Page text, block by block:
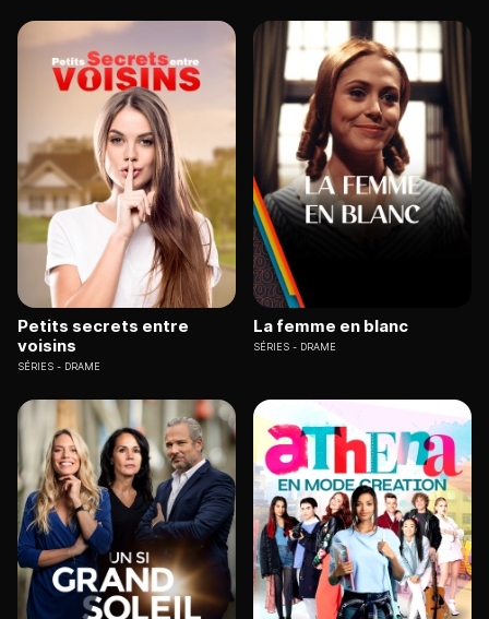
Petits secrets entre
voisins
SÉRIES DRAME
La femme en blanc
SÉRIES DRAME